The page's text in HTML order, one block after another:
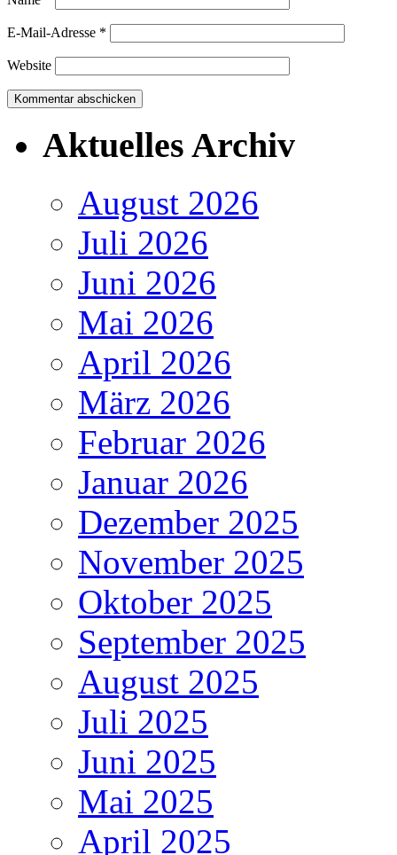
E-Mail-Adresse *
Website
Aktuelles Archiv
August 2026
Juli 2026
Juni 2026
Mai 2026
April 2026
März 2026
Februar 2026
Januar 2026
Dezember 2025
November 2025
Oktober 2025
September 2025
August 2025
Juli 2025
Juni 2025
Mai 2025
April 2025